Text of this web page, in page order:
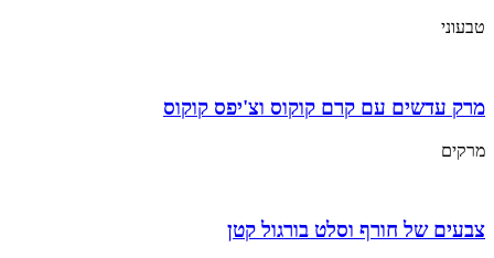
טבעוני
מרק עדשים עם קרם קוקוס וצ'יפס קוקוס
מרקים
צבעים של חורף וסלט בורגול קטן